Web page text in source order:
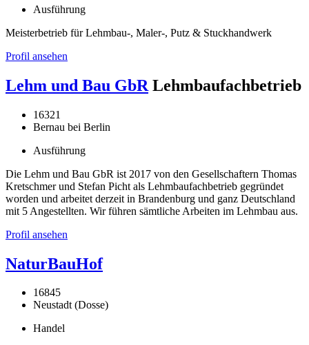
Ausführung
Meisterbetrieb für Lehmbau-, Maler-, Putz & Stuckhandwerk
Profil ansehen
Lehm und Bau GbR Lehmbaufachbetrieb
16321
Bernau bei Berlin
Ausführung
Die Lehm und Bau GbR ist 2017 von den Gesellschaftern Thomas
Kretschmer und Stefan Picht als Lehmbaufachbetrieb gegründet
worden und arbeitet derzeit in Brandenburg und ganz Deutschland
mit 5 Angestellten. Wir führen sämtliche Arbeiten im Lehmbau aus.
Profil ansehen
NaturBauHof
16845
Neustadt (Dosse)
Handel